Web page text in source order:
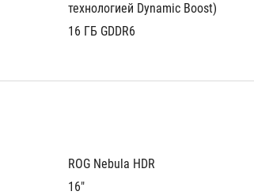
технологией Dynamic Boost)
16 ГБ GDDR6
ROG Nebula HDR
16"